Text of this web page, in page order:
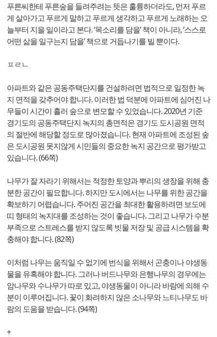
푸른씨한테 푸른숲을 들려주려는 뜻은 훌륭하더라도, 먼저 푸르
게 살아가고 푸르게 말하고 푸르게 생각하고 푸르게 노래하는 오
늘부터 지을 일이라고 본다. ‘목소리를 담을’ 책이 아니라, ‘스스로
어떤 삶을 일구는지 담을’ 책으로 거듭나기를 빌 뿐이다.
ㅍㄹㄴ
아파트와 같은 공동주택단지를 건설하려면 법적으로 일정한 녹
지 면적을 갖추어야 합니다. 이러한 법 덕분에 아파트에 심어진 나
무들이 시간이 흘러 숲으로 변모할 수 있었습니다. 2020년 기준
경기도의 공동주택단지 녹지의 총면적은 경기도 도시공원 면적
의 절반에 해당할 정도로 많아졌습니다. 현재 아파트에 조성된 숲
은 도시공원 못지않게 시민들의 중요한 녹지 공간으로 평가받고
있습니다. (66쪽)
나무가 잘 자라기 위해서는 적정한 토양과 뿌리의 생장을 위해 충
분한 공간이 필요합니다. 하지만 도시에서는 나무를 위한 공간을
확보하기 어렵습니다. 주어진 공간을 최대한 활용하려면 보도에
띠 형태의 녹지대를 조성하는 것이 좋습니다. 그리고 나무가 수분
부족으로 스트레스를 받지 않도록 빗물 저장 및 공급 시스템을 확
충해야 합니다. (82쪽)
이처럼 나무는 움직일 수 없기에 번식을 위해서 곤충이나 야생동
물을 유혹해야 합니다. 그러나 버드나무와 은행나무의 경우에는
암나무와 수나무가 따로 있고, 야생동물이 아니라 바람에 의해 수
분이 이루어집니다. 꽃이 화려하지 않은 소나무와 느티나무도 바
람의 도움을 받습니다. (94쪽)
+